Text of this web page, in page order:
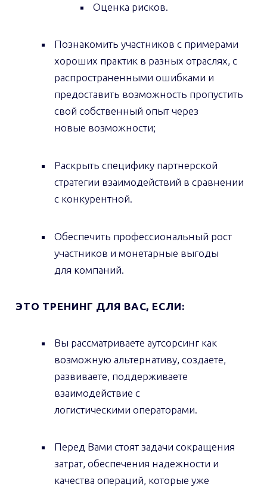
Оценка рисков.
Познакомить участников с примерами
хороших практик в разных отраслях, с
распространенными ошибками и
предоставить возможность пропустить
свой собственный опыт через
новые возможности;
Раскрыть специфику партнерской
стратегии взаимодействий в сравнении
с конкурентной.
Обеспечить профессиональный рост
участников и монетарные выгоды
для компаний.
ЭТО ТРЕНИНГ ДЛЯ ВАС, ЕСЛИ:
Вы рассматриваете аутсорсинг как
возможную альтернативу, создаете,
развиваете, поддерживаете
взаимодействие с
логистическими операторами.
Перед Вами стоят задачи сокращения
затрат, обеспечения надежности и
качества операций, которые уже